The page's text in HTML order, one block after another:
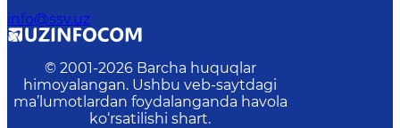
info@ssv.uz
© 2001-2026 Barcha huquqlar
himoyalangan. Ushbu veb-saytdagi
ma’lumotlardan foydalanganda havola
ko‘rsatilishi shart.